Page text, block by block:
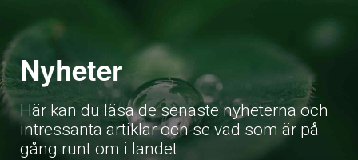
Nyheter
Här kan du läsa de senaste nyheterna och
intressanta artiklar och se vad som är på
gång runt om i landet